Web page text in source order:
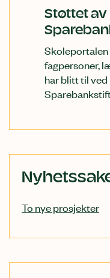
Støttet av
Skoleportalen
fagpersoner,
har blitt til
innhold
To nye prosjekter